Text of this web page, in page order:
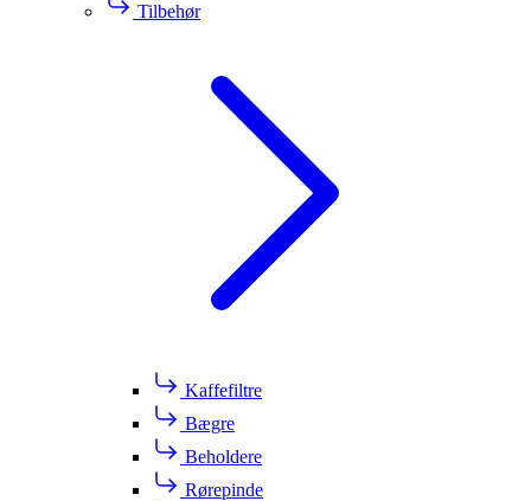
Tilbehør
Kaffefiltre
Bægre
Beholdere
Rørepinde